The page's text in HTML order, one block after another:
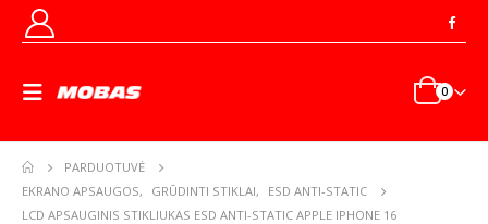
0
PARDUOTUVĖ
EKRANO APSAUGOS, GRŪDINTI STIKLAI,
ESD ANTI-STATIC
LCD APSAUGINIS STIKLIUKAS ESD ANTI-STATIC APPLE IPHONE 16